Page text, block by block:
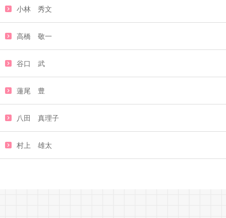
小林 秀文
高橋 敬一
谷口 武
蓮尾 豊
八田 真理子
村上 雄太